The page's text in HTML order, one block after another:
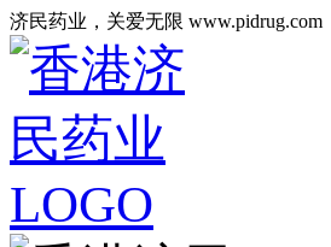
济民药业，关爱无限 www.pidrug.com